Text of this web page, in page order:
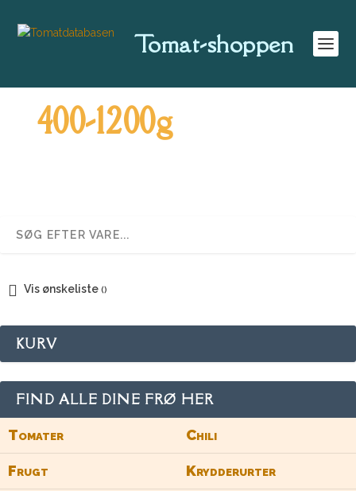
Tomat-shoppen
400-1200g
Vis ønskeliste
KURV
FIND ALLE DINE FRØ HER
Tomater Chili
Frugt Krydderurter